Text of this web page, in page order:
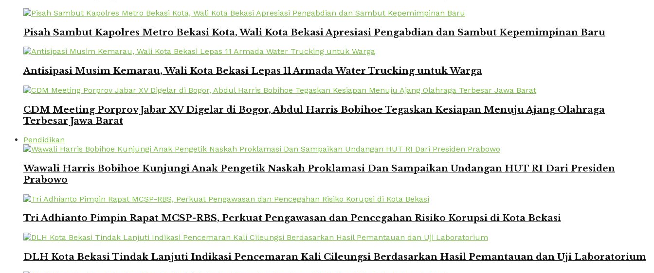
Pisah Sambut Kapolres Metro Bekasi Kota, Wali Kota Bekasi Apresiasi Pengabdian dan Sambut Kepemimpinan Baru
Antisipasi Musim Kemarau, Wali Kota Bekasi Lepas 11 Armada Water Trucking untuk Warga
CDM Meeting Porprov Jabar XV Digelar di Bogor, Abdul Harris Bobihoe Tegaskan Kesiapan Menuju Ajang Olahraga
Terbesar Jawa Barat
Pendidikan
Wawali Harris Bobihoe Kunjungi Anak Pengetik Naskah Proklamasi Dan Sampaikan Undangan HUT RI Dari Presiden
Prabowo
Tri Adhianto Pimpin Rapat MCSP-RBS, Perkuat Pengawasan dan Pencegahan Risiko Korupsi di Kota Bekasi
DLH Kota Bekasi Tindak Lanjuti Indikasi Pencemaran Kali Cileungsi Berdasarkan Hasil Pemantauan dan Uji Laboratorium